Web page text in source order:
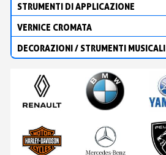
STRUMENTI DI APPLICAZIONE
VERNICE CROMATA
DECORAZIONI / STRUMENTI MUSICALI